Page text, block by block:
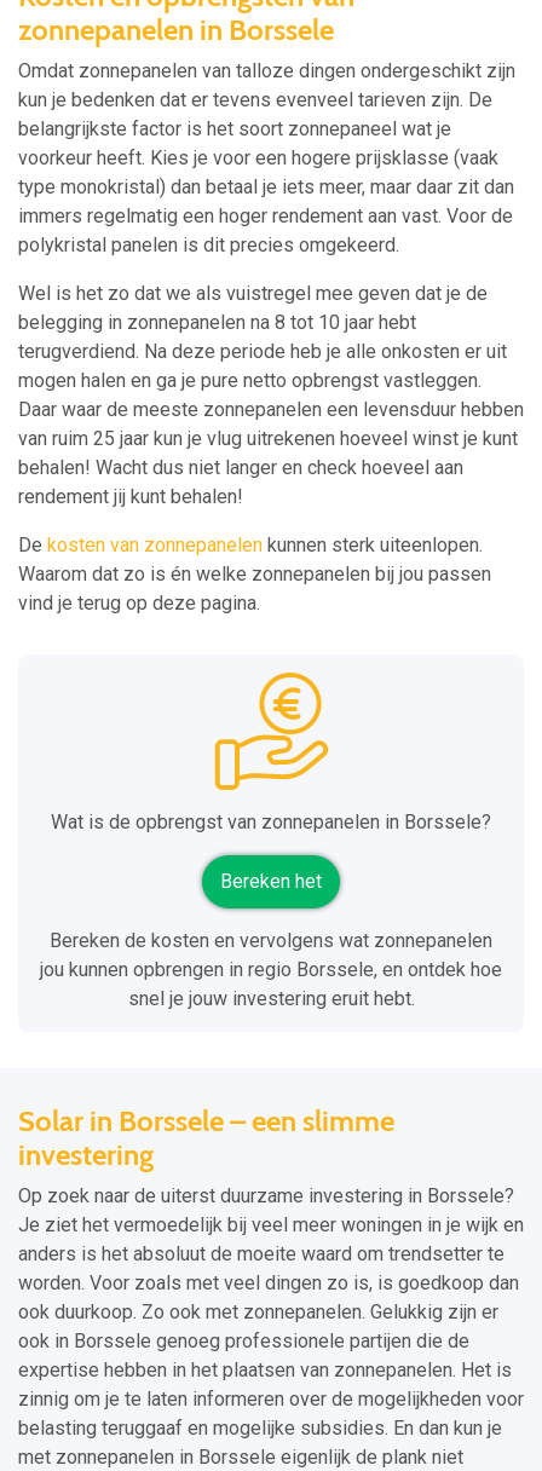
zonnepanelen in Borssele
Omdat zonnepanelen van talloze dingen ondergeschikt zijn
kun je bedenken dat er tevens evenveel tarieven zijn. De
belangrijkste factor is het soort zonnepaneel wat je
voorkeur heeft. Kies je voor een hogere prijsklasse (vaak
type monokristal) dan betaal je iets meer, maar daar zit dan
immers regelmatig een hoger rendement aan vast. Voor de
polykristal panelen is dit precies omgekeerd.
Wel is het zo dat we als vuistregel mee geven dat je de
belegging in zonnepanelen na 8 tot 10 jaar hebt
terugverdiend. Na deze periode heb je alle onkosten er uit
mogen halen en ga je pure netto opbrengst vastleggen.
Daar waar de meeste zonnepanelen een levensduur hebben
van ruim 25 jaar kun je vlug uitrekenen hoeveel winst je kunt
behalen! Wacht dus niet langer en check hoeveel aan
rendement jij kunt behalen!
De kosten van zonnepanelen kunnen sterk uiteenlopen.
Waarom dat zo is én welke zonnepanelen bij jou passen
vind je terug op deze pagina.
Wat is de opbrengst van zonnepanelen in Borssele?
Bereken het
Bereken de kosten en vervolgens wat zonnepanelen
jou kunnen opbrengen in regio Borssele, en ontdek hoe
snel je jouw investering eruit hebt.
Solar in Borssele – een slimme
investering
Op zoek naar de uiterst duurzame investering in Borssele?
Je ziet het vermoedelijk bij veel meer woningen in je wijk en
anders is het absoluut de moeite waard om trendsetter te
worden. Voor zoals met veel dingen zo is, is goedkoop dan
ook duurkoop. Zo ook met zonnepanelen. Gelukkig zijn er
ook in Borssele genoeg professionele partijen die de
expertise hebben in het plaatsen van zonnepanelen. Het is
zinnig om je te laten informeren over de mogelijkheden voor
belasting teruggaaf en mogelijke subsidies. En dan kun je
met zonnepanelen in Borssele eigenlijk de plank niet